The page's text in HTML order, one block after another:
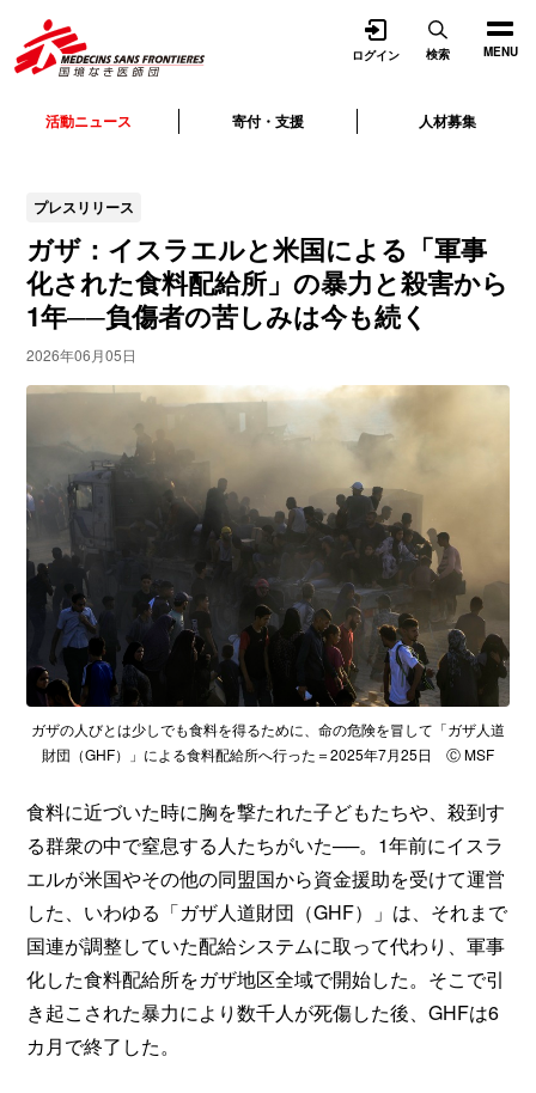
MENU
活動ニュース 寄付・支援 人材募集
ログイン 検索
プレスリリース
ガザ：イスラエルと米国による「軍事
化された食料配給所」の暴力と殺害から
1年──負傷者の苦しみは今も続く
2026年06月05日
ガザの人びとは少しでも食料を得るために、命の危険を冒して「ガザ人道
財団（GHF）」による食料配給所へ行った＝2025年7月25日 Ⓒ MSF
食料に近づいた時に胸を撃たれた子どもたちや、殺到す
る群衆の中で窒息する人たちがいた──。1年前にイスラ
エルが米国やその他の同盟国から資金援助を受けて運営
した、いわゆる「ガザ人道財団（GHF）」は、それまで
国連が調整していた配給システムに取って代わり、軍事
化した食料配給所をガザ地区全域で開始した。そこで引
き起こされた暴力により数千人が死傷した後、GHFは6
カ月で終了した。